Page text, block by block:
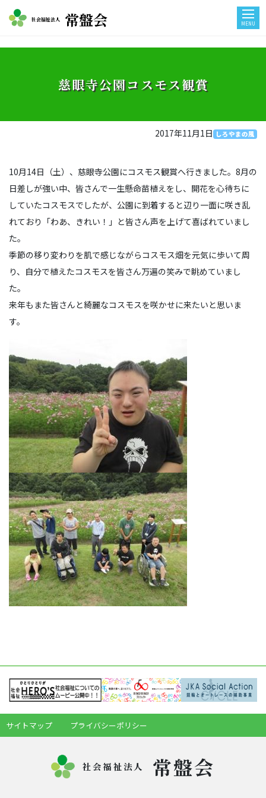
社会福祉法人 常盤会 MENU
慈眼寺公園コスモス観賞
2017年11月1日 しろやまの風
10月14日（土）、慈眼寺公園にコスモス観賞へ行きました。8月の
日差しが強い中、皆さんで一生懸命苗植えをし、開花を心待ちに
していたコスモスでしたが、公園に到着すると辺り一面に咲き乱
れており「わあ、きれい！」と皆さん声を上げて喜ばれていまし
た。
季節の移り変わりを肌で感じながらコスモス畑を元気に歩いて周
り、自分で植えたコスモスを皆さん万遍の笑みで眺めていまし
た。
来年もまた皆さんと綺麗なコスモスを咲かせに来たいと思いま
す。
サイトマップ プライバシーポリシー
社会福祉法人 常盤会